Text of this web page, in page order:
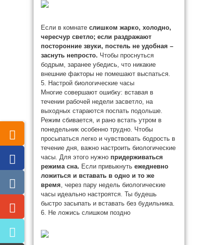
Если в комнате слишком жарко, холодно,
чересчур светло; если раздражают
посторонние звуки, постель не удобная –
заснуть непросто. Чтобы проснуться
бодрым, заранее убедись, что никакие
внешние факторы не помешают выспаться.
5. Настрой биологические часы
Многие совершают ошибку: вставая в
течении рабочей недели засветло, на
выходных стараются поспать подольше.
Режим сбивается, и рано встать утром в
понедельник особенно трудно. Чтобы
просыпаться легко и чувствовать бодрость в
течение дня, важно настроить биологические
часы. Для этого нужно придерживаться
режима сна. Если привыкнуть ежедневно
ложиться и вставать в одно и то же
время, через пару недель биологические
часы идеально настроятся. Ты будешь
быстро засыпать и вставать без будильника.
6. Не ложись слишком поздно